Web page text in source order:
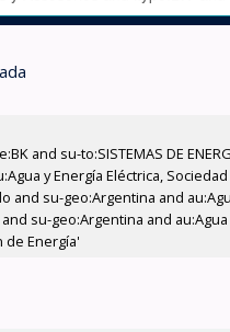
and su-to:SISTEMAS DE
y Energía Eléctrica,
su-geo:Argentina and
su-geo:Argentina and
de Energía'